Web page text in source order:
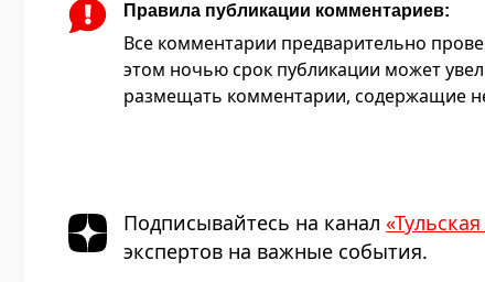
Правила публикации комментариев:
Все комментарии предварительно
этом ночью срок публикации может
размещать комментарии, содержащие
Подписывайтесь на канал
экспертов на важные события.